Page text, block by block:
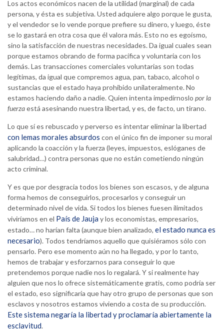
Los actos económicos nacen de la utilidad (marginal) de cada
persona, y ésta es subjetiva. Usted adquiere algo porque le gusta,
y el vendedor se lo vende porque prefiere su dinero, y luego, éste
se lo gastará en otra cosa que él valora más. Esto no es egoísmo,
sino la satisfacción de nuestras necesidades. Da igual cuales sean
porque estamos obrando de forma pacífica y voluntaria con los
demás. Las transacciones comerciales voluntarias son todas
legítimas, da igual que compremos agua, pan, tabaco, alcohol o
sustancias que el estado haya prohibido unilateralmente. No
estamos haciendo daño a nadie. Quien intenta impedírnoslo por la
fuerzaestá asesinando nuestra libertad, y es, de facto, un tirano.
Lo que sí es rebuscado y perverso es intentar eliminar la libertad
con lemas morales absurdos con el único fin de imponer su moral
aplicando la coacción y la fuerza (leyes, impuestos, eslóganes de
salubridad…) contra personas que no están cometiendo ningún
acto criminal.
Y es que por desgracia todos los bienes son escasos, y de alguna
forma hemos de conseguirlos, procesarlos y conseguir un
determinado nivel de vida. Si todos los bienes fuesen ilimitados
viviríamos en el País de Jauja y los economistas, empresarios,
estado… no harían falta (aunque bien analizado, el estado nunca es
necesario). Todos tendríamos aquello que quisiéramos sólo con
pensarlo. Pero ese momento aún no ha llegado, y por lo tanto,
hemos de trabajar y esforzarnos para conseguir lo que
pretendemos porque nadie nos lo regalará. Y si realmente hay
alguien que nos lo ofrece sistemáticamente gratis, como podría ser
el estado, eso significaría que hay otro grupo de personas que son
esclavos y nosotros estamos viviendo a costa de su producción.
Este sistema negaría la libertad y proclamaría abiertamente la
esclavitud.